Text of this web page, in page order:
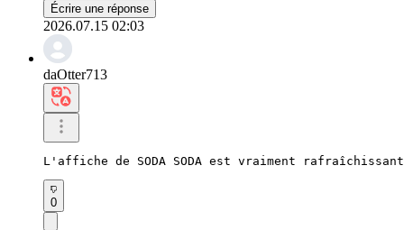
Écrire une réponse
2026.07.15 02:03
daOtter713
L'affiche de SODA SODA est vraiment
0